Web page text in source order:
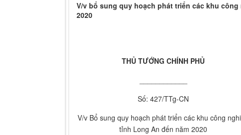
V/v bổ sung quy hoạch phát triển các khu
2020
THỦ TƯỚNG CHÍNH PHỦ
Số: 427/TTg-CN
V/v Bổ sung quy hoạch phát triển các khu công
tỉnh Long An đến năm 2020